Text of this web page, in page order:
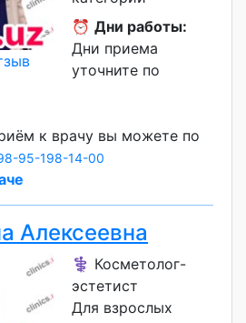
⏰ Дни работы:
Дни приема
уточните по
к врачу вы можете по
95-198-14-00
Алексеевна
⚕️ Косметолог-
эстетист
Для взрослых